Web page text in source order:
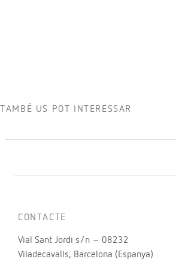
TAMBÉ US POT INTERESSAR
CONTACTE
Vial Sant Jordi s/n – 08232
Viladecavalls, Barcelona (Espanya)